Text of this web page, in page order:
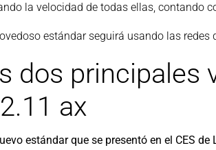
la velocidad de todas ellas, contando
estándar seguirá usando las redes
dos principales
ax
estándar que se presentó en el CES de